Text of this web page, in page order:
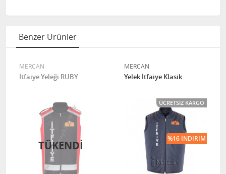
Benzer Ürünler
MERCAN
İtfaiye Yeleği RUBY
TÜKENDI
MERCAN
Yelek İtfaiye Klasik
ÜCRETSIZ KARGO
%16 İNDIRIM